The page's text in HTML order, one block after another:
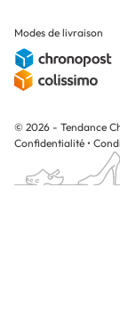
Modes de livraison
© 2026 - Tendance
Confidentialité •